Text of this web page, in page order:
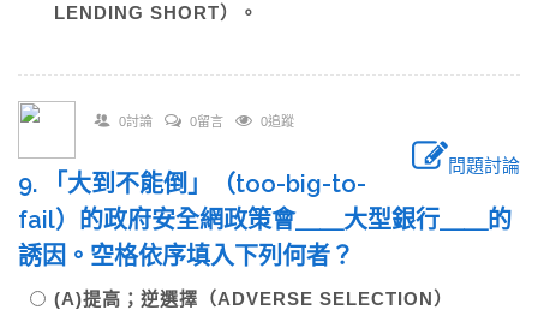
LENDING SHORT）。
0討論 0留言 0追蹤
問題討論
9. 「大到不能倒」（too-big-to-
fail）的政府安全網政策會＿＿大型銀行＿＿的
誘因。空格依序填入下列何者？
(A)提高；逆選擇（ADVERSE SELECTION）